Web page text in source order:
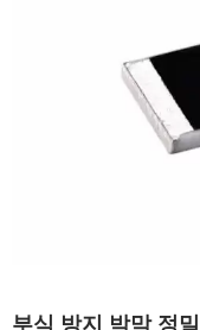
부식 방지 박막 정